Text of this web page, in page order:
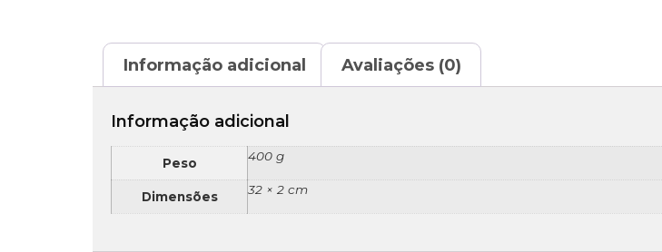
Informação adicional Avaliações (0)
Informação adicional
Peso 400 g
Dimensões 32 × 2 cm